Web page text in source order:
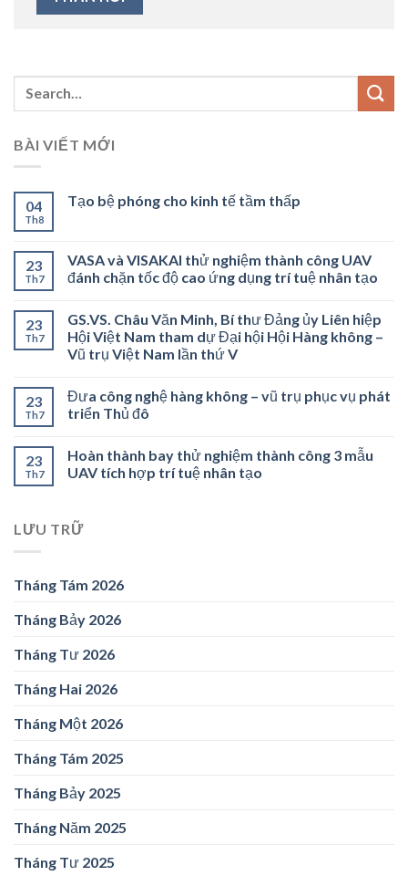
BÀI VIẾT MỚI
04
Th8
Tạo bệ phóng cho kinh tế tầm thấp
23
Th7
VASA và VISAKAI thử nghiệm thành công UAV
đánh chặn tốc độ cao ứng dụng trí tuệ nhân tạo
23
Th7
GS.VS. Châu Văn Minh, Bí thư Đảng ủy Liên hiệp
Hội Việt Nam tham dự Đại hội Hội Hàng không –
Vũ trụ Việt Nam lần thứ V
23
Th7
Đưa công nghệ hàng không – vũ trụ phục vụ phát
triển Thủ đô
23
Th7
Hoàn thành bay thử nghiệm thành công 3 mẫu
UAV tích hợp trí tuệ nhân tạo
LƯU TRỮ
Tháng Tám 2026
Tháng Bảy 2026
Tháng Tư 2026
Tháng Hai 2026
Tháng Một 2026
Tháng Tám 2025
Tháng Bảy 2025
Tháng Năm 2025
Tháng Tư 2025